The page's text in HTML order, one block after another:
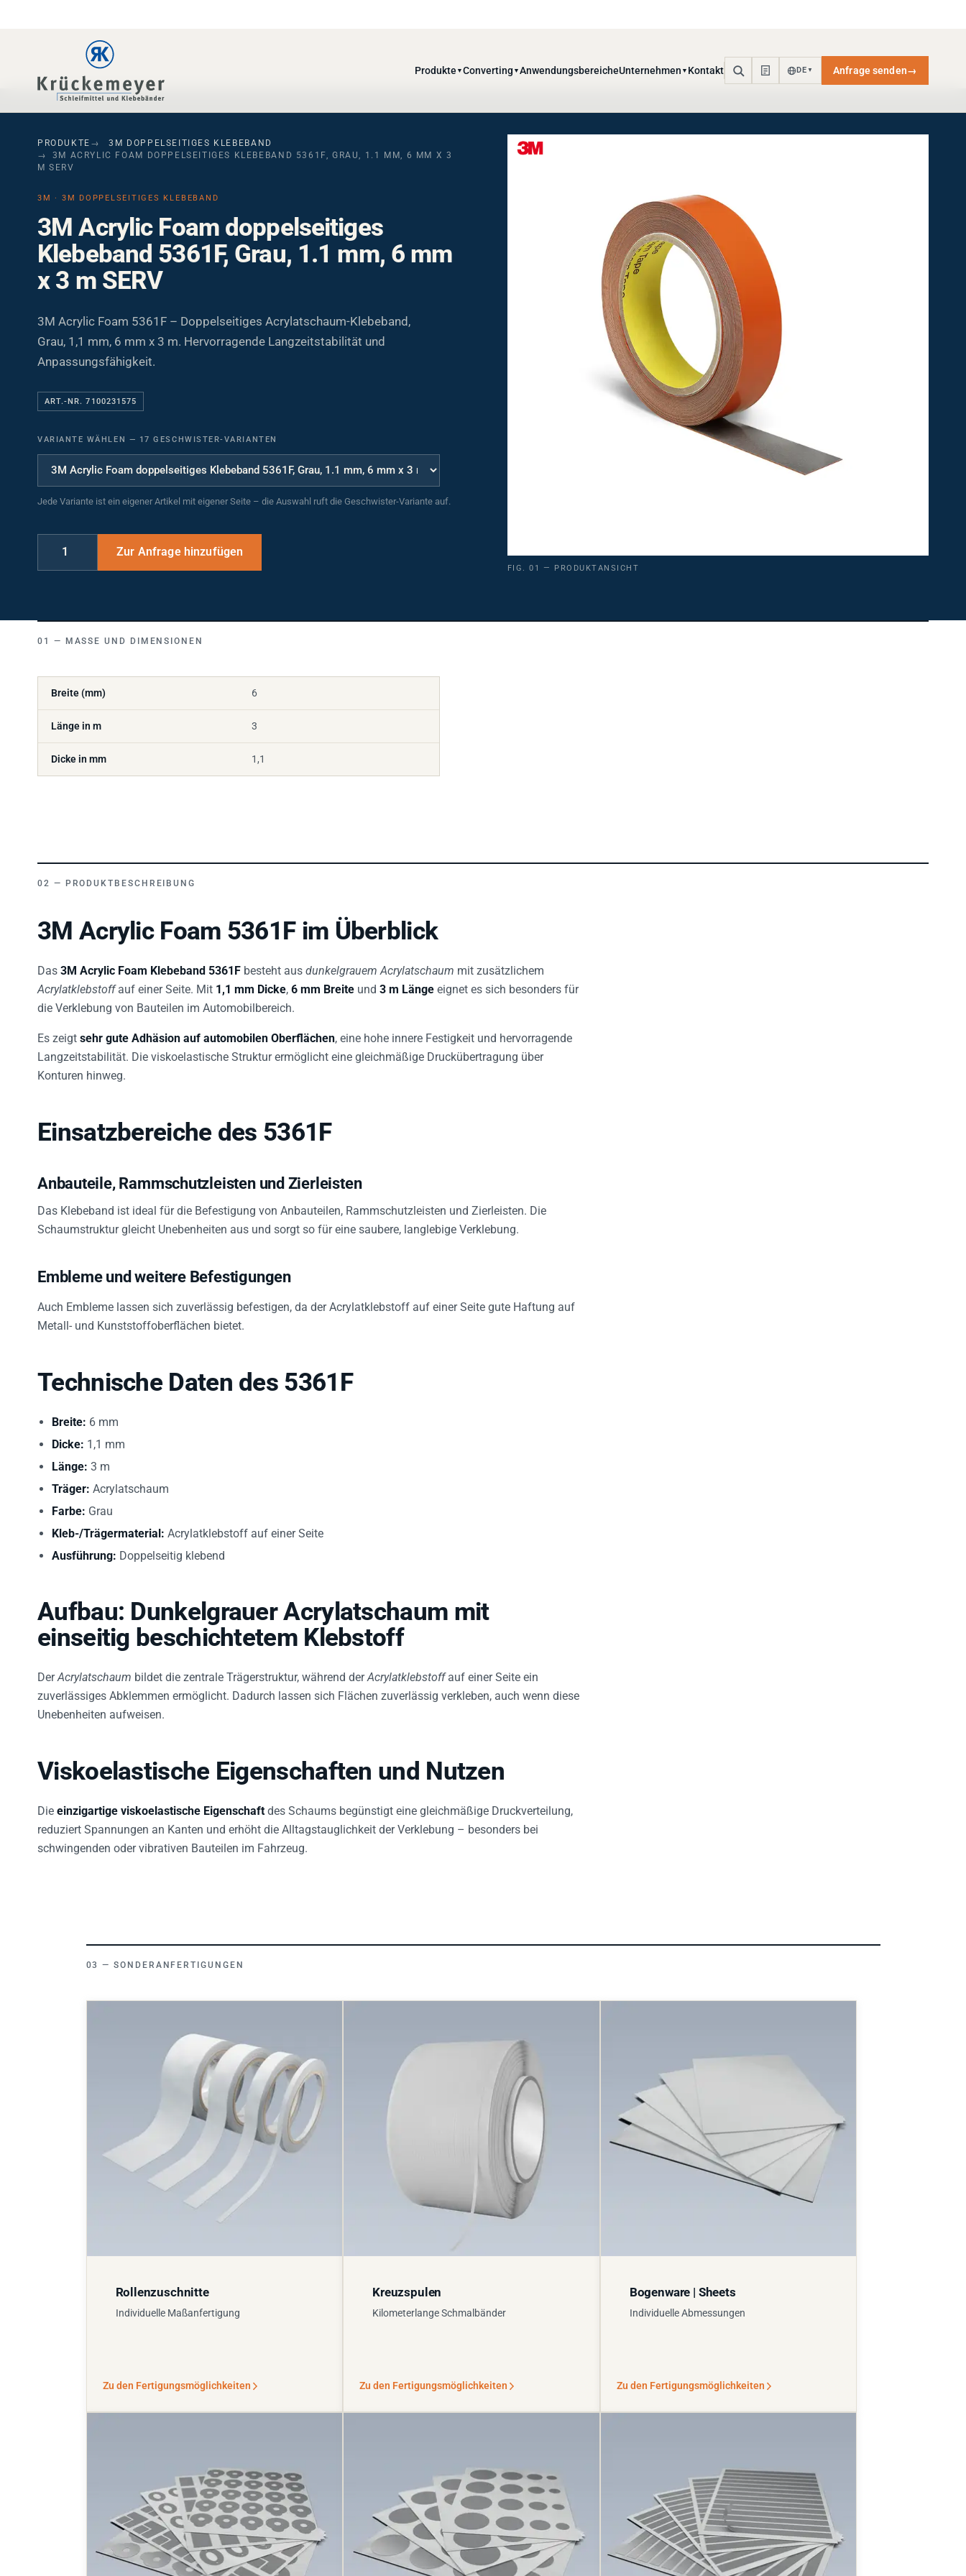
PRODUKTE
3M DOPPELSEITIGES KLEBEBAND
3M ACRYLIC FOAM DOPPELSEITIGES KLEBEBAND 5361F, GRAU, 1.1 MM, 6 MM X 3
M SERV
3M · 3M DOPPELSEITIGES KLEBEBAND
3M Acrylic Foam doppelseitiges
Klebeband 5361F, Grau, 1.1 mm, 6 mm
x 3 m SERV
3M Acrylic Foam 5361F – Doppelseitiges Acrylatschaum-Klebeband,
Grau, 1,1 mm, 6 mm x 3 m. Hervorragende Langzeitstabilität und
Anpassungsfähigkeit.
ART.-NR. 7100231575
VARIANTE WÄHLEN 17 GESCHWISTER-VARIANTEN
Jede Variante ist ein eigener Artikel mit eigener Seite – die Auswahl ruft die Geschwister-Variante auf.
FIG. 01 — PRODUKTANSICHT
MASSE UND DIMENSIONEN
Breite (mm) 6
Länge in m 3
Dicke in mm 1,1
PRODUKTBESCHREIBUNG
3M Acrylic Foam 5361F im Überblick
Das 3M Acrylic Foam Klebeband 5361F besteht aus dunkelgrauem Acrylatschaum mit zusätzlichem
Acrylatklebstoffauf einer Seite. Mit 1,1 mm Dicke 6 mm Breite und 3 m Länge eignet es sich besonders für
die Verklebung von Bauteilen im Automobilbereich.
Es zeigt sehr gute Adhäsion auf automobilen Oberflächen , eine hohe innere Festigkeit und hervorragende
Langzeitstabilität. Die viskoelastische Struktur ermöglicht eine gleichmäßige Druckübertragung über
Konturen hinweg.
Einsatzbereiche des 5361F
Anbauteile, Rammschutzleisten und Zierleisten
Das Klebeband ist ideal für die Befestigung von Anbauteilen, Rammschutzleisten und Zierleisten. Die
Schaumstruktur gleicht Unebenheiten aus und sorgt so für eine saubere, langlebige Verklebung.
Embleme und weitere Befestigungen
Auch Embleme lassen sich zuverlässig befestigen, da der Acrylatklebstoff auf einer Seite gute Haftung auf
Metall- und Kunststoffoberflächen bietet.
Technische Daten des 5361F
Breite: 6 mm
Dicke: 1,1 mm
Länge: 3 m
Träger: Acrylatschaum
Farbe: Grau
Kleb-/Trägermaterial: Acrylatklebstoff auf einer Seite
Ausführung: Doppelseitig klebend
Aufbau: Dunkelgrauer Acrylatschaum mit
einseitig beschichtetem Klebstoff
Der Acrylatschaum bildet die zentrale Trägerstruktur, während der Acrylatklebstoffauf einer Seite ein
zuverlässiges Abklemmen ermöglicht. Dadurch lassen sich Flächen zuverlässig verkleben, auch wenn diese
Unebenheiten aufweisen.
Viskoelastische Eigenschaften und Nutzen
Die einzigartige viskoelastische Eigenschaft des Schaums begünstigt eine gleichmäßige Druckverteilung,
reduziert Spannungen an Kanten und erhöht die Alltagstauglichkeit der Verklebung – besonders bei
schwingenden oder vibrativen Bauteilen im Fahrzeug.
SONDERANFERTIGUNGEN
Rollenzuschnitte
Individuelle Maßanfertigung
Zu den Fertigungsmöglichkeiten
Kreuzspulen
Kilometerlange Schmalbänder
Zu den Fertigungsmöglichkeiten
Bogenware | Sheets
Individuelle Abmessungen
Zu den Fertigungsmöglichkeiten